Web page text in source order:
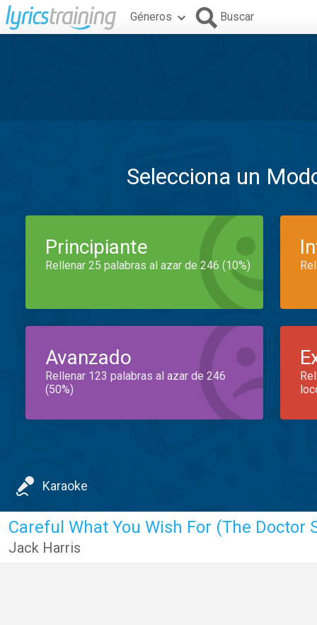
Géneros Buscar
Selecciona un
Principiante
Rellenar 25 palabras al azar de 246 (10%)
Avanzado
Rellenar 123 palabras al azar de 246
(50%)
Karaoke
Jack Harris